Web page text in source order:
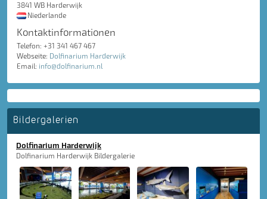
3841 WB Harderwijk
Niederlande
Kontaktinformationen
Telefon: +31 341 467 467
Webseite: Dolfinarium Harderwijk
Email: info@dolfinarium.nl
Bildergalerien
Dolfinarium Harderwijk
Dolfinarium Harderwijk Bildergalerie